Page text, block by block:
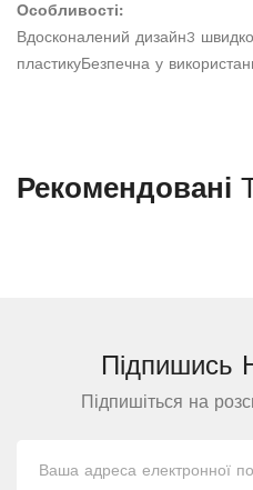
Особливості:
Вдосконалений дизайн3
пластикуБезпечна у
Рекомендовані
Підпишись
Підпишіться на